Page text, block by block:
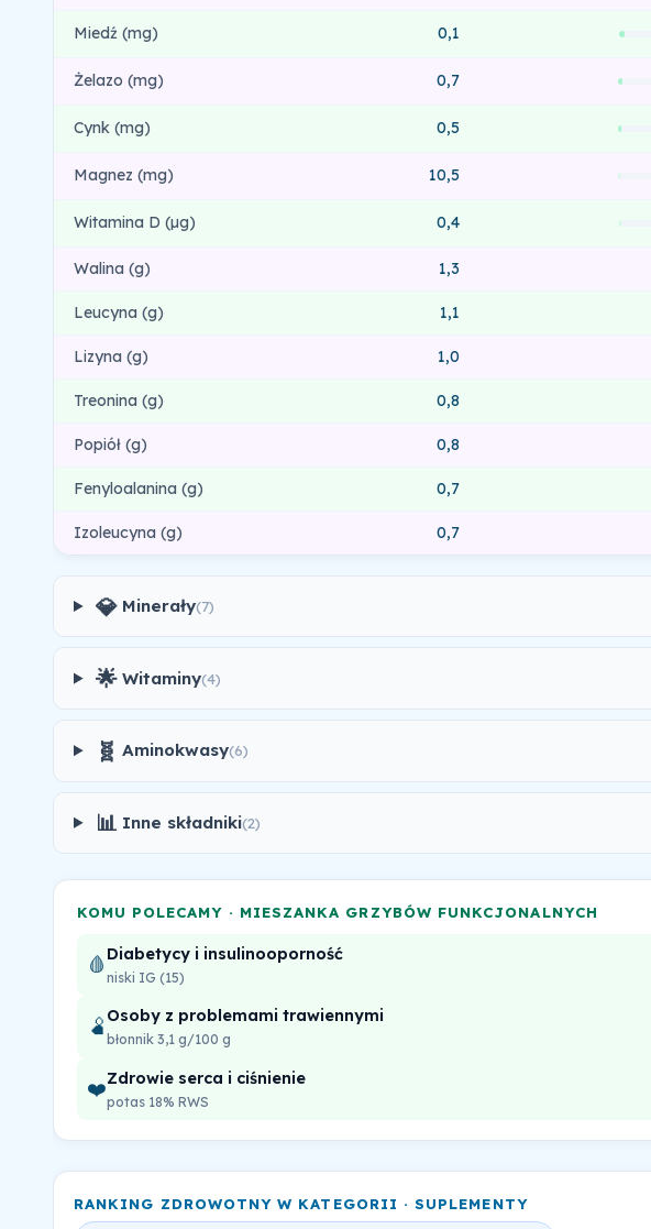
Miedź (mg) 0,1
Żelazo (mg) 0,7
Cynk (mg) 0,5
Magnez (mg) 10,5
Witamina D (µg) 0,4
Walina (g) 1,3
Leucyna (g) 1,1
Lizyna (g) 1,0
Treonina (g) 0,8
Popiół (g) 0,8
Fenyloalanina (g) 0,7
Izoleucyna (g) 0,7
💎 Minerały(7)
🌟 Witaminy(4)
🧬 Aminokwasy(6)
📊 Inne składniki(2)
KOMU POLECAMY · MIESZANKA GRZYBÓW FUNKCJONALNYCH
🩸 Diabetycy i insulinooporność
niski IG (15)
🫄 Osoby z problemami trawiennymi
błonnik 3,1 g/100 g
❤️Zdrowie serca i ciśnienie
potas 18% RWS
RANKING ZDROWOTNY W KATEGORII · SUPLEMENTY